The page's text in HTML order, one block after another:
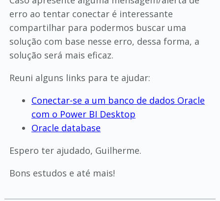
erro ao tentar conectar é interessante
compartilhar para podermos buscar uma
solução com base nesse erro, dessa forma, a
solução será mais eficaz.
Reuni alguns links para te ajudar:
Conectar-se a um banco de dados Oracle
com o Power BI Desktop
Oracle database
Espero ter ajudado, Guilherme.
Bons estudos e até mais!